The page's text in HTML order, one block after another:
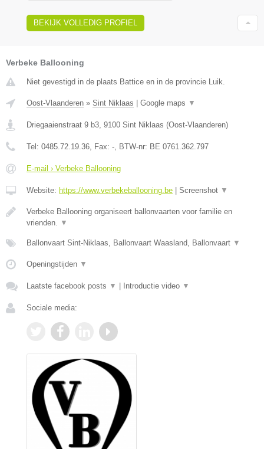
BEKIJK VOLLEDIG PROFIEL
Verbeke Ballooning
Niet gevestigd in de plaats Battice en in de provincie Luik.
Oost-Vlaanderen » Sint Niklaas Google maps ▼
Driegaaienstraat 9 b3, 9100 Sint Niklaas (Oost-Vlaanderen)
Tel: 0485.72.19.36, Fax: -, BTW-nr: BE 0761.362.797
E-mail › Verbeke Ballooning
Website: https://www.verbekeballooning.be Screenshot ▼
Verbeke Ballooning organiseert ballonvaarten voor familie en
vrienden. ▼
Ballonvaart Sint-Niklaas, Ballonvaart Waasland, Ballonvaart ▼
Openingstijden ▼
Laatste facebook posts ▼ Introductie video ▼
Sociale media: